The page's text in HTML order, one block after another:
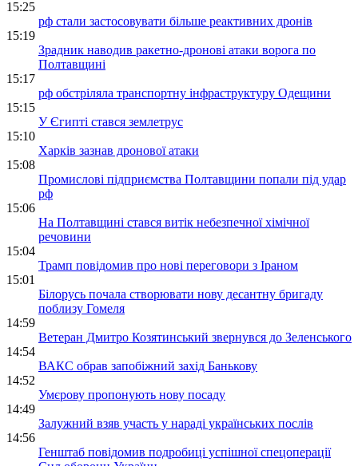
15:25
рф стали застосовувати більше реактивних дронів
15:19
Зрадник наводив ракетно-дронові атаки ворога по
Полтавщині
15:17
рф обстріляла транспортну інфраструктуру Одещини
15:15
У Єгипті стався землетрус
15:10
Харків зазнав дронової атаки
15:08
Промислові підприємства Полтавщини попали під удар
рф
15:06
На Полтавщині стався витік небезпечної хімічної
речовини
15:04
Трамп повідомив про нові переговори з Іраном
15:01
Білорусь почала створювати нову десантну бригаду
поблизу Гомеля
14:59
Ветеран Дмитро Козятинський звернувся до Зеленського
14:54
ВАКС обрав запобіжний захід Банькову
14:52
Умєрову пропонують нову посаду
14:49
Залужний взяв участь у нараді українських послів
14:56
Генштаб повідомив подробиці успішної спецоперації